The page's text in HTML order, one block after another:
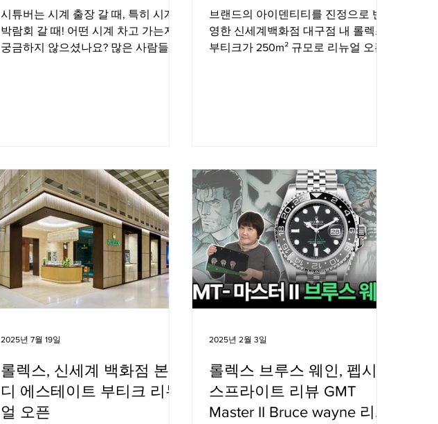
시튜버는 시계 출장 갈 때, 특히 시계
박람회 갈 때! 어떤 시계 차고 가는지
궁금하지 않으셨나요? 많은 사람들이
브랜드의 아이덴티티를 진정으로 반
영한 신세계백화점 대구점 내 롤렉스
부티크가 250m² 규모로 리뉴얼 오픈
롤렉스, 신세계 백화점 본점
디 에스테이트 부티크 리뉴
얼 오픈
2025년 7월 19일
롤렉스 브루스 웨인, 펩시,
스프라이트 리뷰 GMT
Master II Bruce wayne 리뷰
2025년 2월 3일